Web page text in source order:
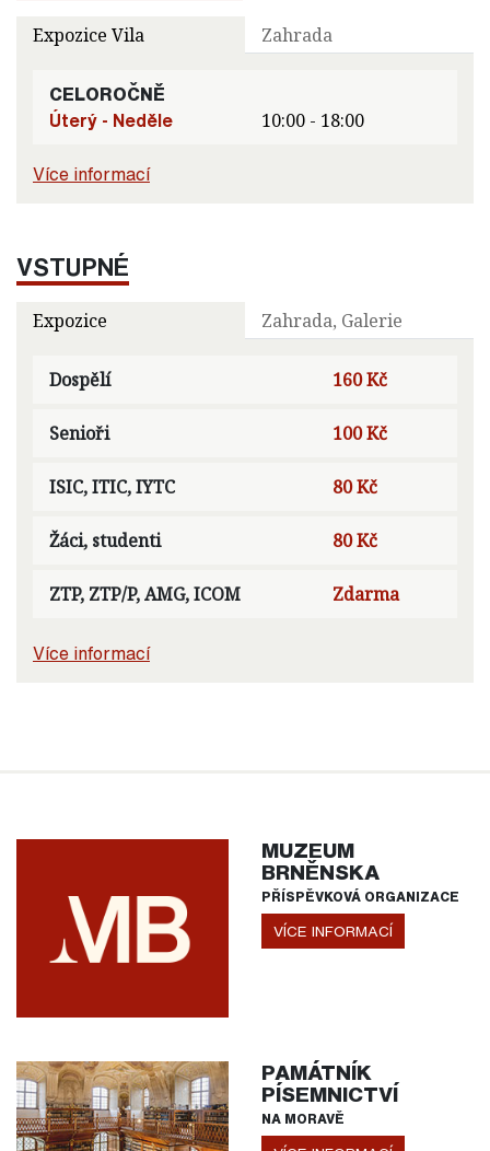
Expozice Vila Zahrada
CELOROČNĚ
Úterý - Neděle
10:00 - 18:00
Více informací
VSTUPNÉ
Expozice Zahrada, Galerie
Dospělí 160 Kč
Senioři 100 Kč
ISIC, ITIC, IYTC 80 Kč
Žáci, studenti 80 Kč
ZTP, ZTP/P, AMG, ICOM Zdarma
Více informací
MUZEUM
BRNĚNSKA
PŘÍSPĚVKOVÁ ORGANIZACE
VÍCE INFORMACÍ
PAMÁTNÍK
PÍSEMNICTVÍ
NA MORAVĚ